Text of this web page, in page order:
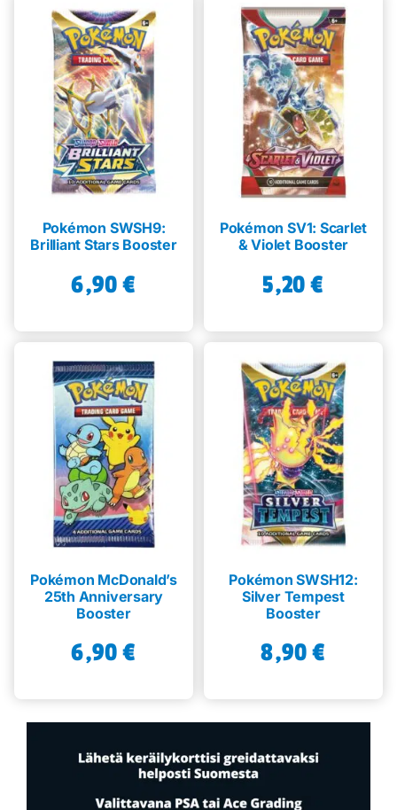
Pokémon SWSH9:
Brilliant Stars Booster
6,90€
Pokémon SV1: Scarlet
& Violet Booster
5,20€
Pokémon McDonald’s
25th Anniversary
Booster
6,90€
Pokémon SWSH12:
Silver Tempest
Booster
8,90€